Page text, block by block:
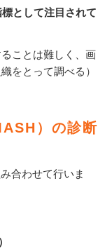
として注目されて
ことは難しく、画
をとって調べる）
）の診断
合わせて行いま